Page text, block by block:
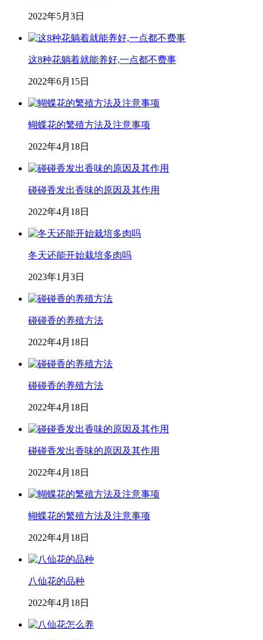
2022年5月3日
这8种花躺着就能养好,一点都不费事
2022年6月15日
蝴蝶花的繁殖方法及注意事项
2022年4月18日
碰碰香发出香味的原因及其作用
2022年4月18日
冬天还能开始栽培多肉吗
2023年1月3日
碰碰香的养殖方法
2022年4月18日
碰碰香的养殖方法
2022年4月18日
碰碰香发出香味的原因及其作用
2022年4月18日
蝴蝶花的繁殖方法及注意事项
2022年4月18日
八仙花的品种
2022年4月18日